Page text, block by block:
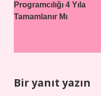
Programcılığı 4 Yıla
Tamamlanır Mı
Bir yanıt yazın